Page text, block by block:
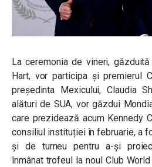
La ceremonia de vineri,
Hart, vor participa și premierul
președinta Mexicului, Claudia
alături de SUA, vor găzdui
care prezidează acum Kennedy
consiliul instituției în februarie, a
și de turneu pentru a-și
înmânat trofeul la noul Club